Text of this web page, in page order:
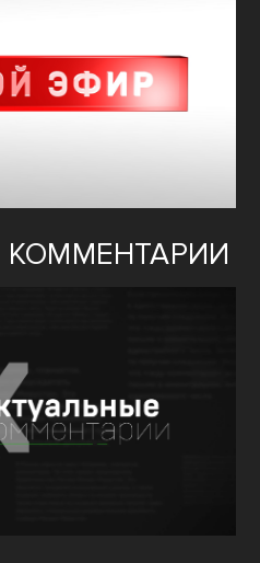
КОММЕНТАРИИ